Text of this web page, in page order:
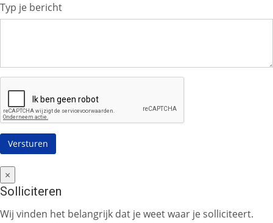
Typ je bericht
×
Solliciteren
Wij vinden het belangrijk dat je weet waar je solliciteert.